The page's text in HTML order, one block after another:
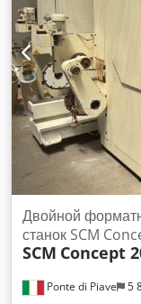
Ponte di Piave 5
Двойной
станок SCM
SCM Concept